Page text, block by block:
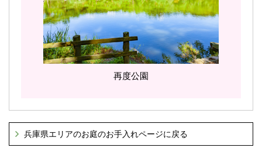
再度公園
兵庫県エリアのお庭のお手入れページに戻る